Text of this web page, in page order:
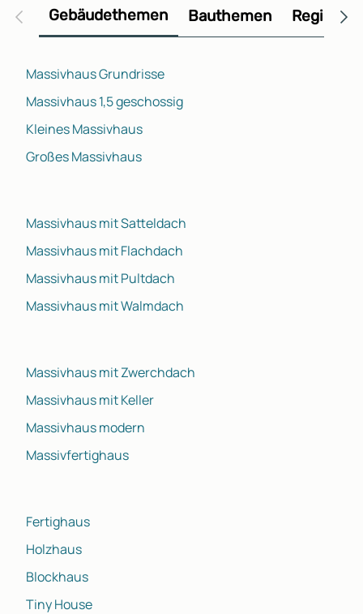
Gebäudethemen Bauthemen
Massivhaus Grundrisse
Massivhaus 1,5 geschossig
Kleines Massivhaus
Großes Massivhaus
Massivhaus mit Satteldach
Massivhaus mit Flachdach
Massivhaus mit Pultdach
Massivhaus mit Walmdach
Massivhaus mit Zwerchdach
Massivhaus mit Keller
Massivhaus modern
Massivfertighaus
Fertighaus
Holzhaus
Blockhaus
Tiny House